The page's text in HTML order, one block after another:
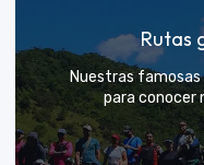
Rutas
Nuestras famosas
para conocer